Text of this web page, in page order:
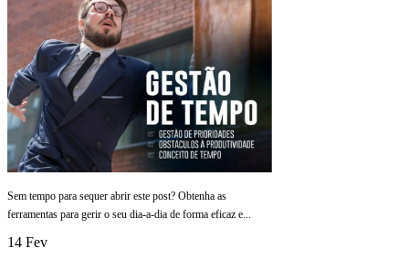
Sem tempo para sequer abrir este post? Obtenha as
ferramentas para gerir o seu dia-a-dia de forma eficaz e...
14 Fev